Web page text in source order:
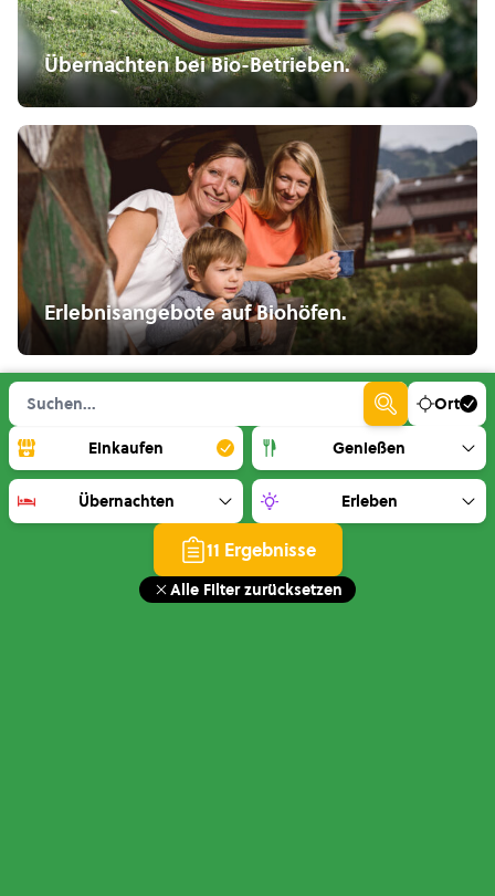
Übernachten bei Bio-Betrieben.
Erlebnisangebote auf Biohöfen.
Ort
Einkaufen
Genießen
Übernachten Erleben
11 Ergebnisse
Alle Filter zurücksetzen